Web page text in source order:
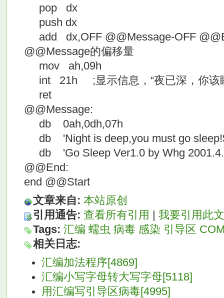
pop dx
push dx
add dx,OFF @@Message-OFF
@@Message的偏移量
mov ah,09h
int 21h ;显示信息，“夜已深，你该
ret
@@Message:
db 0ah,0dh,07h
db 'Night is deep,you must go
db 'Go Sleep Ver1.0 by Whg
@@End:
end @@Start
文章来自: 本站原创
引用通告: 查看所有引用
我要引用此
Tags: 汇编 蠕虫 病毒 感染 引导区
相关日志:
汇编加法程序[4869]
汇编小写字母转大写字母[5118]
用汇编写引导区病毒[4995]